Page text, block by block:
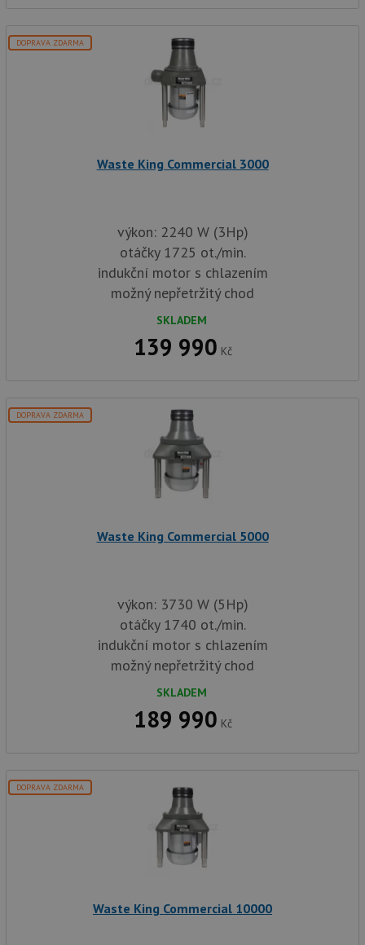
DOPRAVA ZDARMA
Waste King Commercial 3000
výkon: 2240 W (3Hp)
otáčky 1725 ot./min.
indukční motor s chlazením
možný nepřetržitý chod
SKLADEM
139 990 Kč
DOPRAVA ZDARMA
Waste King Commercial 5000
výkon: 3730 W (5Hp)
otáčky 1740 ot./min.
indukční motor s chlazením
možný nepřetržitý chod
SKLADEM
189 990 Kč
DOPRAVA ZDARMA
Waste King Commercial 10000